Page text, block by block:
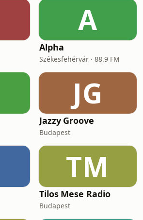
A
Alpha
Székesfehérvár · 88.9 FM
JG
Jazzy Groove
Budapest
TM
Tilos Mese Radio
Budapest